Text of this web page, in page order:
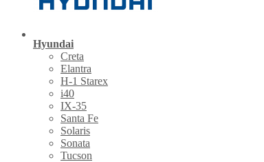
Hyundai
Creta
Elantra
H-1 Starex
i40
IX-35
Santa Fe
Solaris
Sonata
Tucson